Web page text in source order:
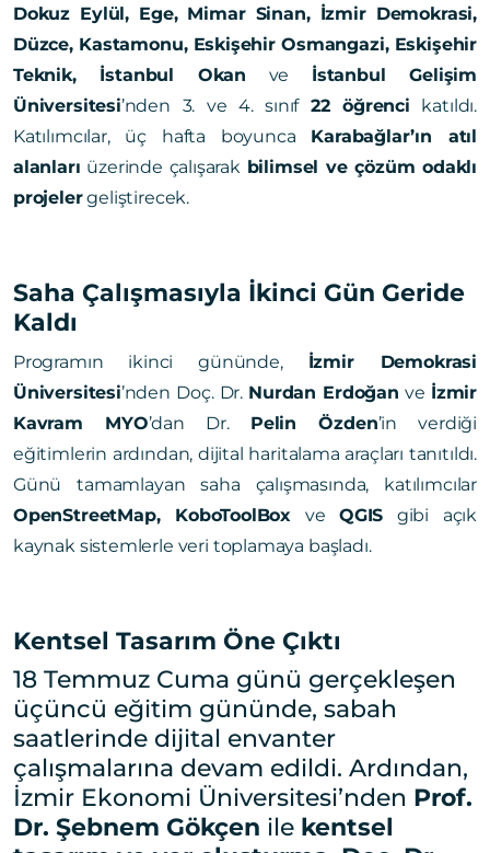
Dokuz Eylül, Ege, Mimar Sinan, İzmir Demokrasi,
Düzce, Kastamonu, Eskişehir Osmangazi, Eskişehir
Teknik, İstanbul Okan ve İstanbul Gelişim
Üniversitesi’nden 3. ve 4. sınıf 22 öğrenci katıldı.
Katılımcılar, üç hafta boyunca Karabağlar’ın atıl
alanları üzerinde çalışarak bilimsel ve çözüm odaklı
projelergeliştirecek.
Saha Çalışmasıyla İkinci Gün Geride
Kaldı
Programın ikinci gününde, İzmir Demokrasi
Üniversitesi’nden Doç. Dr. Nurdan Erdoğan ve İzmir
Kavram MYO’dan Dr. Pelin Özden’in verdiği
eğitimlerin ardından, dijital haritalama araçları tanıtıldı.
Günü tamamlayan saha çalışmasında, katılımcılar
OpenStreetMap, KoboToolBox ve QGIS gibi açık
kaynak sistemlerle veri toplamaya başladı.
Kentsel Tasarım Öne Çıktı
18 Temmuz Cuma günü gerçekleşen
üçüncü eğitim gününde, sabah
saatlerinde dijital envanter
çalışmalarına devam edildi. Ardından,
İzmir Ekonomi Üniversitesi’nden Prof.
Dr. Şebnem Gökçen ile kentsel